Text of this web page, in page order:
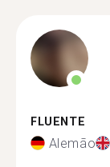
FLUENTE
Alemão